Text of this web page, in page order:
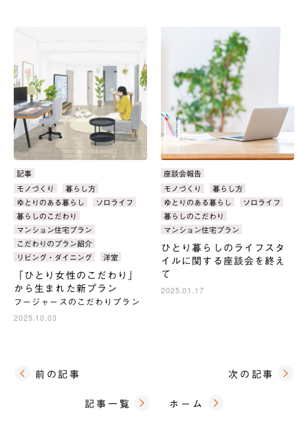
カ
テ
ゴ
リ：
記事
タ
グ：
モノづくり
暮らし方
ゆとりのある暮らし
ソロライフ
暮らしのこだわり
マンション住宅プラン
こだわりのプラン紹介
リビング・ダイニング
洋室
「ひとり女性のこだわり」
から生まれた新プラン
フージャースのこだわりプラン
2025.10.03
カ
テ
ゴ
リ：
座談会報告
タ
グ：
モノづくり
暮らし方
ゆとりのある暮らし
ソロライフ
暮らしのこだわり
マンション住宅プラン
ひとり暮らしのライフスタ
イルに関する座談会を終え
て
2025.01.17
前の記事
記事一覧 ホーム
次の記事